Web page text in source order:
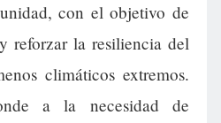
con el objetivo de
reforzar la resiliencia del
climáticos extremos.
a la necesidad de